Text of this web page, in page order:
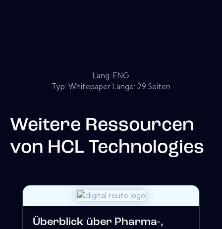
Lang: ENG
Typ: Whitepaper Länge: 29 Seiten
Weitere Ressourcen
von HCL Technologies
Überblick über Pharma-,